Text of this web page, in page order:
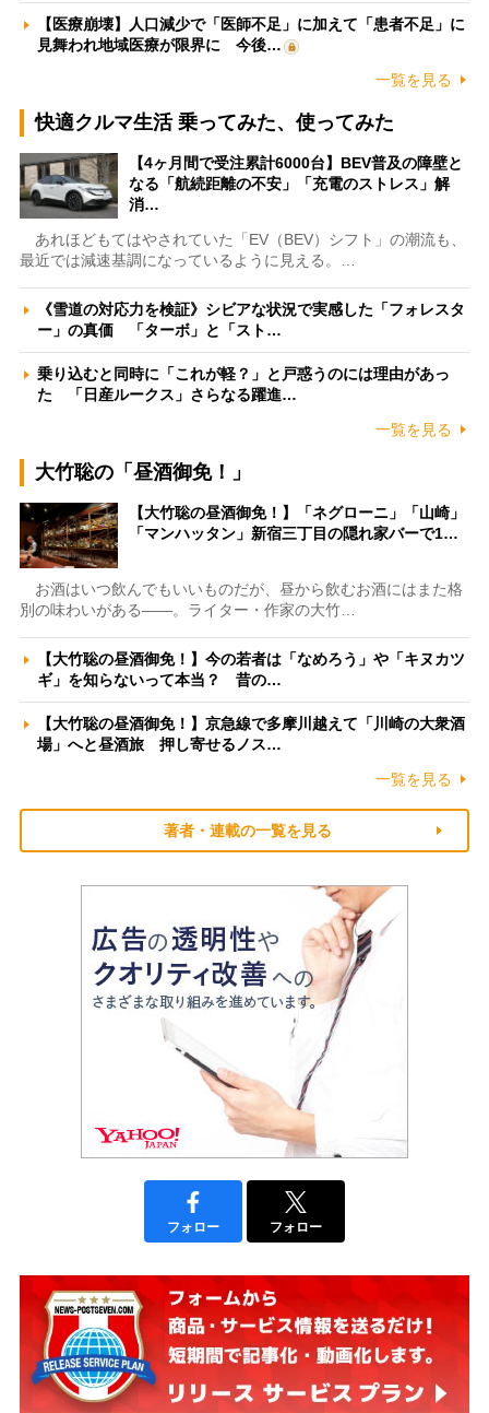
【医療崩壊】人口減少で「医師不足」に加えて「患者不足」に
見舞われ地域医療が限界に 今後…
一覧を見る
快適クルマ生活 乗ってみた、使ってみた
【4ヶ月間で受注累計6000台】BEV普及の障壁と
なる「航続距離の不安」「充電のストレス」解
消…
あれほどもてはやされていた「EV（BEV）シフト」の潮流も、
最近では減速基調になっているように見える。…
《雪道の対応力を検証》シビアな状況で実感した「フォレスタ
ー」の真価 「ターボ」と「スト…
乗り込むと同時に「これが軽？」と戸惑うのには理由があっ
た 「日産ルークス」さらなる躍進…
一覧を見る
大竹聡の「昼酒御免！」
【大竹聡の昼酒御免！】「ネグローニ」「山崎」
「マンハッタン」新宿三丁目の隠れ家バーで1…
お酒はいつ飲んでもいいものだが、昼から飲むお酒にはまた格
別の味わいがある――。ライター・作家の大竹…
【大竹聡の昼酒御免！】今の若者は「なめろう」や「キヌカツ
ギ」を知らないって本当？ 昔の…
【大竹聡の昼酒御免！】京急線で多摩川越えて「川崎の大衆酒
場」へと昼酒旅 押し寄せるノス…
一覧を見る
著者・連載の一覧を見る
フォロー フォロー